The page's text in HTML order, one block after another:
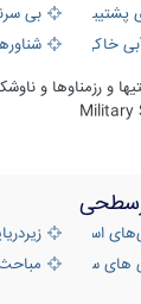
بی
خاکی و نیروبر
و رزمناوها و
استراتژیک
سبک
مباحث